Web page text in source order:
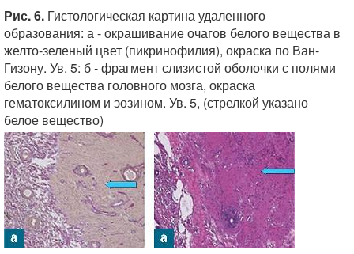
Рис. 6. Гистологическая картина удаленного
образования: а - окрашивание очагов белого вещества в
желто-зеленый цвет (пикринофилия), окраска по Ван-
Гизону. Ув. 5: б - фрагмент слизистой оболочки с полями
белого вещества головного мозга, окраска
гематоксилином и эозином. Ув. 5, (стрелкой указано
белое вещество)